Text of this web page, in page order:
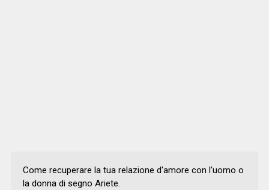
Come recuperare la tua relazione d'amore con l'uomo o
la donna di segno Ariete.